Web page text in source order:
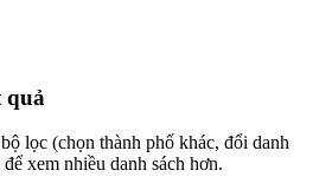
quả
lọc (chọn thành phố khác, đổi danh
xem nhiều danh sách hơn.